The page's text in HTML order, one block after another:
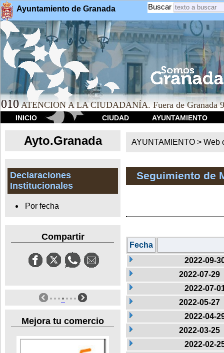
Ayuntamiento de Granada Buscar
010 ATENCION A LA CIUDADANÍA. Fuera de Granada
INICIO CIUDAD AYUNTAMIENTO
Ayto.Granada
Declaraciones
Institucionales
Por fecha
Compartir
Mejora tu comercio
AYUNTAMIENTO > Web
Seguimiento de
Fecha
2022-09-
2022-07-29
2022-07-
2022-05-27
2022-04-
2022-03-25
2022-02-